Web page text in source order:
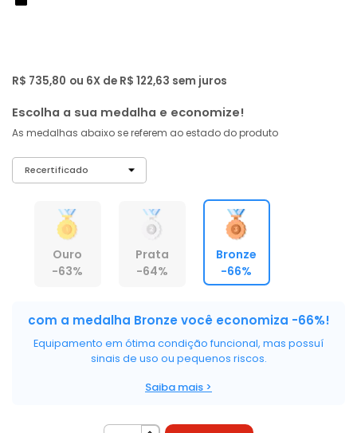
R$ 735,80 ou 6X de R$ 122,63 sem juros
Escolha a sua medalha e economize!
As medalhas abaixo se referem ao estado do produto
Ouro
-63%
Prata
-64%
Bronze
-66%
com a medalha Bronze você economiza -66%!
Equipamento em ótima condição funcional, mas possuí
sinais de uso ou pequenos riscos.
Saiba mais >